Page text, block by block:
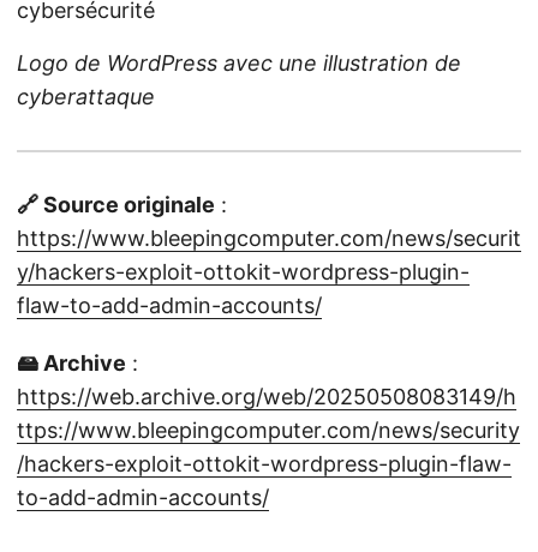
Logo de WordPress avec une illustration de
cyberattaque
🔗 Source originale :
https://www.bleepingcomputer.com/news/securit
y/hackers-exploit-ottokit-wordpress-plugin-
flaw-to-add-admin-accounts/
🖴 Archive :
https://web.archive.org/web/20250508083149/h
ttps://www.bleepingcomputer.com/news/security
/hackers-exploit-ottokit-wordpress-plugin-flaw-
to-add-admin-accounts/